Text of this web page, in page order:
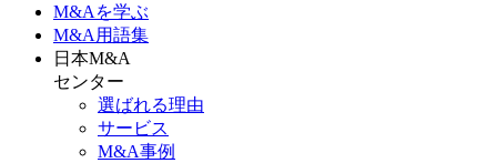
M&Aを学ぶ
M&A 用語集
日本M&A
センター
選ばれる理由
サービス
M&A事例